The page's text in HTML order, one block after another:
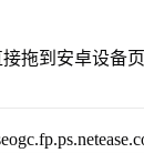
接拖到安卓设备